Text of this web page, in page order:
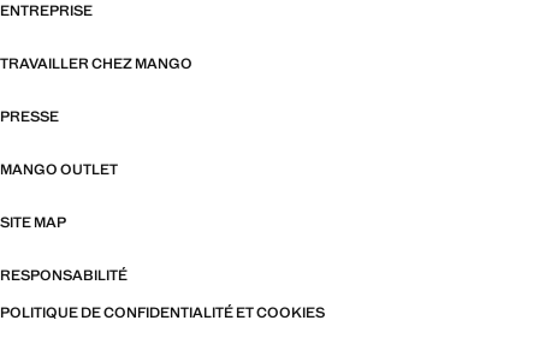
ENTREPRISE
TRAVAILLER CHEZ MANGO
PRESSE
MANGO OUTLET
SITE MAP
RESPONSABILITÉ
POLITIQUE DE CONFIDENTIALITÉ ET COOKIES